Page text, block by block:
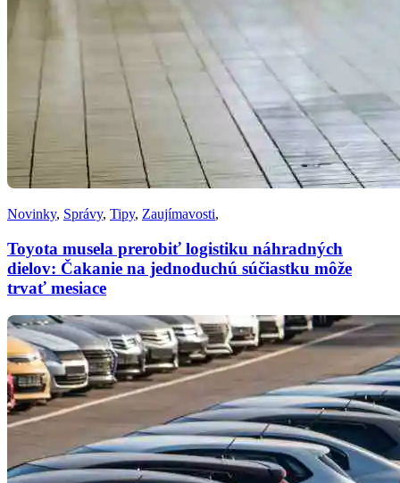
Novinky, Správy, Tipy, Zaujímavosti,
Toyota musela prerobiť logistiku náhradných
dielov: Čakanie na jednoduchú súčiastku môže
trvať mesiace